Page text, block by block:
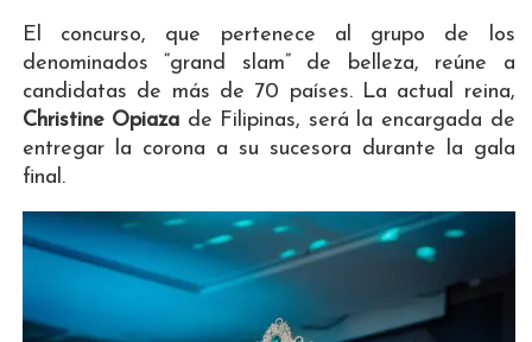
El concurso, que pertenece al grupo de los
denominados “grand slam” de belleza, reúne a
candidatas de más de 70 países. La actual reina,
Christine Opiaza de Filipinas, será la encargada de
entregar la corona a su sucesora durante la gala
final.